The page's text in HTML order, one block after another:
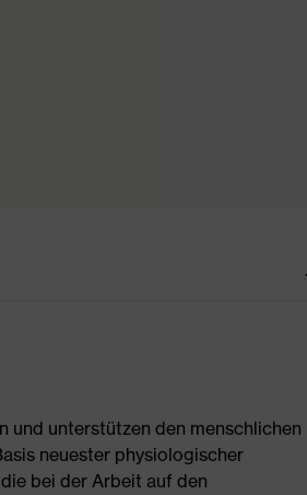
und unterstützen den menschlichen
neuester physiologischer
bei der Arbeit auf den